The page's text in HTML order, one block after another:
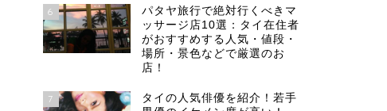
6
パタヤ旅行で絶対行くべきマ
ッサージ店10選：タイ在住者
がおすすめする人気・値段・
場所・景色などで厳選のお
店！
7
タイの人気俳優を紹介！若手